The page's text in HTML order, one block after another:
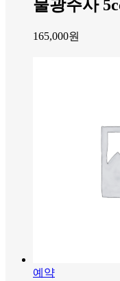
물광주사
165,000원
예약